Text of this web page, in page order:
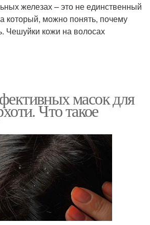
железах – это не единственный
который, можно понять, почему
Чешуйки кожи на волосах
масок для
Что такое